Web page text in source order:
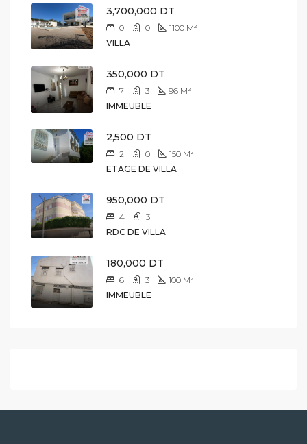
3,700,000 DT
0 0 1100 M²
VILLA
350,000 DT
7 3 96 M²
IMMEUBLE
2,500 DT
2 0 150 M²
ETAGE DE VILLA
950,000 DT
4
3
RDC DE VILLA
180,000 DT
6 3 100 M²
IMMEUBLE